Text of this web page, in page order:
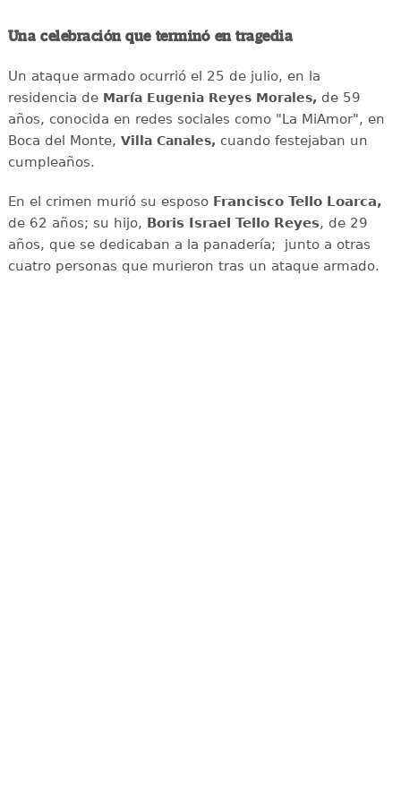
Una celebración que terminó en tragedia
Un ataque armado ocurrió el 25 de julio, en la
residencia de María Eugenia Reyes Morales, de 59
años, conocida en redes sociales como "La MiAmor", en
Boca del Monte, Villa Canales, cuando festejaban un
cumpleaños.
En el crimen murió su esposoFrancisco Tello Loarca,
de 62 años; su hijo, Boris Israel Tello Reyes, de 29
años, que se dedicaban a la panadería; junto a otras
cuatro personas que murieron tras un ataque armado.